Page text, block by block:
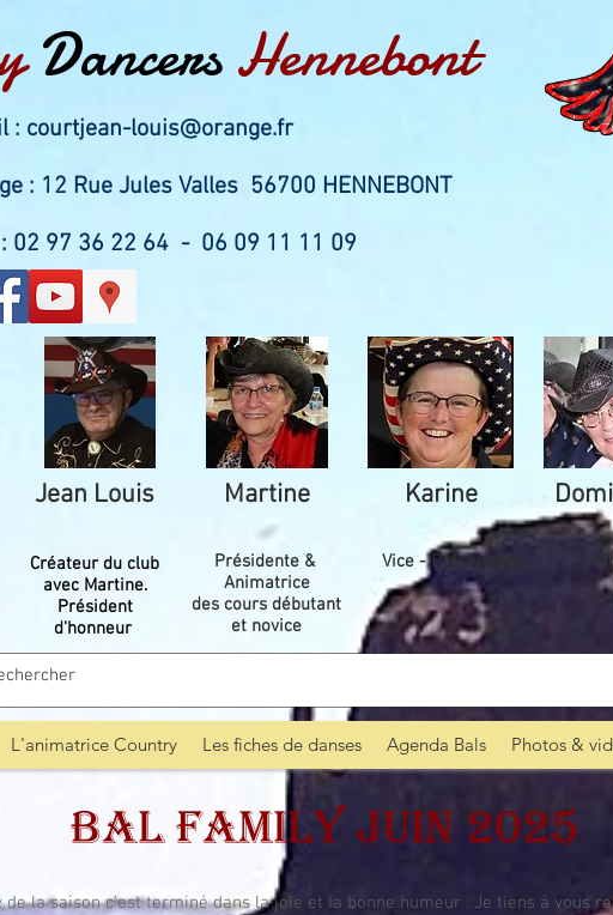
Dancers Hennebont
: courtjean-louis@orange.fr
: 12 Rue Jules Valles 56700 HENNEBONT
: 02 97 36 22 64 - 06 09 11 11 09
Jean Louis
Créateur du club
avec Martine.
Président
d'honneur
Martine
Présidente &
Animatrice
des cours débutant
et novice
Karine
Vice - Présidente
L'animatrice Country Les fiches de danses Agenda Bals Photos &
BAL FAMILY Juin 2025
la saison c'est terminé dans la joie et la bonne humeur . Je tiens à vous